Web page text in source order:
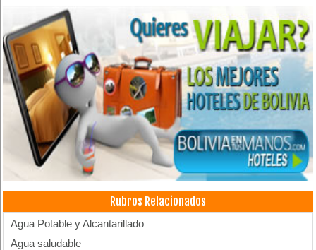
Rubros Relacionados
Agua Potable y Alcantarillado
Agua saludable